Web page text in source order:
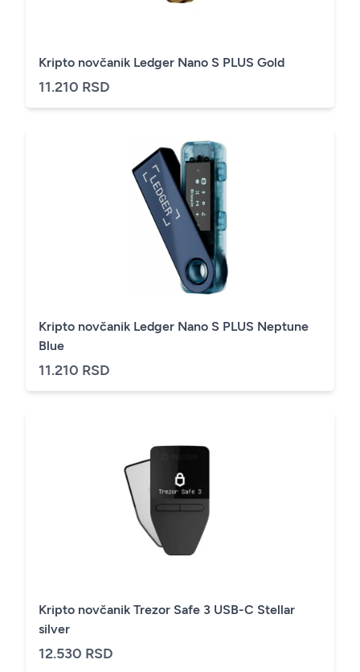
Kripto novčanik Ledger Nano S PLUS Gold
11.210 RSD
Kripto novčanik Ledger Nano S PLUS Neptune
Blue
11.210 RSD
Kripto novčanik Trezor Safe 3 USB-C Stellar
silver
12.530 RSD